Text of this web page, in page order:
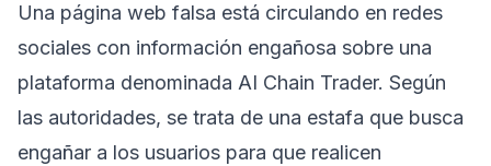
Una página web falsa está circulando en redes
sociales con información engañosa sobre una
plataforma denominada AI Chain Trader. Según
las autoridades, se trata de una estafa que busca
engañar a los usuarios para que realicen